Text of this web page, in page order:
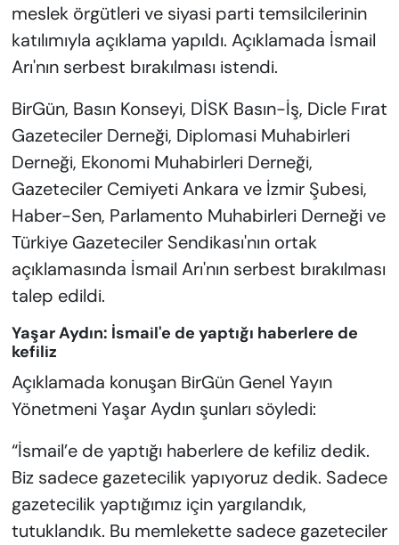
meslek örgütleri ve siyasi parti temsilcilerinin
katılımıyla açıklama yapıldı. Açıklamada İsmail
Arı'nın serbest bırakılması istendi.
BirGün, Basın Konseyi, DİSK Basın-İş, Dicle Fırat
Gazeteciler Derneği, Diplomasi Muhabirleri
Derneği, Ekonomi Muhabirleri Derneği,
Gazeteciler Cemiyeti Ankara ve İzmir Şubesi,
Haber-Sen, Parlamento Muhabirleri Derneği ve
Türkiye Gazeteciler Sendikası'nın ortak
açıklamasında İsmail Arı'nın serbest bırakılması
talep edildi.
Yaşar Aydın: İsmail'e de yaptığı haberlere de
kefiliz
Açıklamada konuşan BirGün Genel Yayın
Yönetmeni Yaşar Aydın şunları söyledi:
“İsmail’e de yaptığı haberlere de kefiliz dedik.
Biz sadece gazetecilik yapıyoruz dedik. Sadece
gazetecilik yaptığımız için yargılandık,
tutuklandık. Bu memlekette sadece gazeteciler